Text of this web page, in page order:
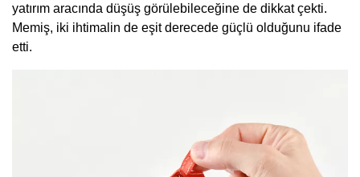
yatırım aracında düşüş görülebileceğine de dikkat çekti.
Memiş, iki ihtimalin de eşit derecede güçlü olduğunu ifade
etti.